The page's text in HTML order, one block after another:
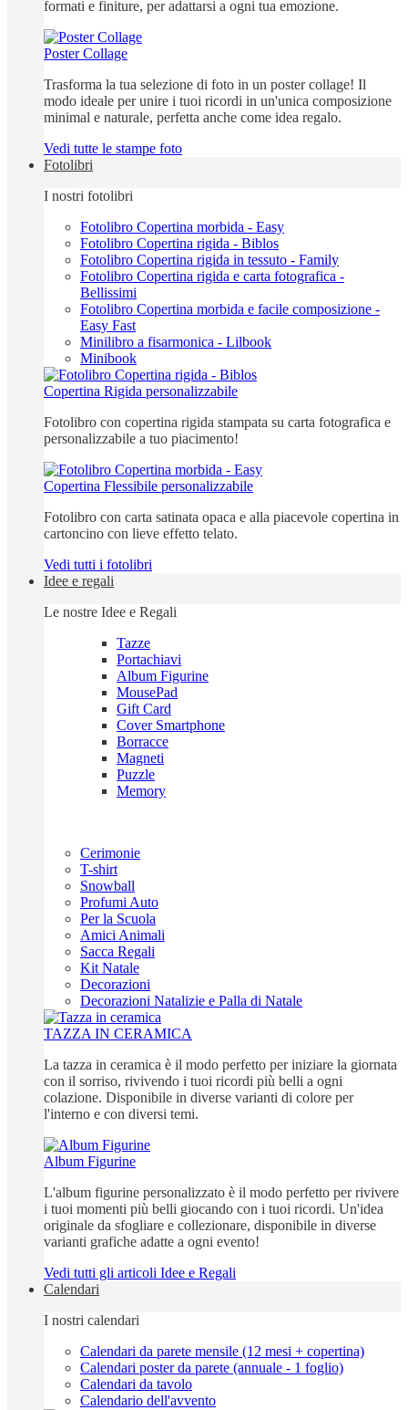
formati e finiture, per adattarsi a ogni tua emozione.
Poster Collage
Trasforma la tua selezione di foto in un poster collage! Il
modo ideale per unire i tuoi ricordi in un'unica composizione
minimal e naturale, perfetta anche come idea regalo.
Vedi tutte le stampe foto
Fotolibri
I nostri fotolibri
Fotolibro Copertina morbida - Easy
Fotolibro Copertina rigida - Biblos
Fotolibro Copertina rigida in tessuto - Family
Fotolibro Copertina rigida e carta fotografica -
Bellissimi
Fotolibro Copertina morbida e facile composizione -
Easy Fast
Minilibro a fisarmonica - Lilbook
Minibook
Copertina Rigida personalizzabile
Fotolibro con copertina rigida stampata su carta fotografica e
personalizzabile a tuo piacimento!
Copertina Flessibile personalizzabile
Fotolibro con carta satinata opaca e alla piacevole copertina in
cartoncino con lieve effetto telato.
Vedi tutti i fotolibri
Idee e regali
Le nostre Idee e Regali
Tazze
Portachiavi
Album Figurine
MousePad
Gift Card
Cover Smartphone
Borracce
Magneti
Puzzle
Memory
Cerimonie
T-shirt
Snowball
Profumi Auto
Per la Scuola
Amici Animali
Sacca Regali
Kit Natale
Decorazioni
Decorazioni Natalizie e Palla di Natale
TAZZA IN CERAMICA
La tazza in ceramica è il modo perfetto per iniziare la giornata
con il sorriso, rivivendo i tuoi ricordi più belli a ogni
colazione. Disponibile in diverse varianti di colore per
l'interno e con diversi temi.
Album Figurine
L'album figurine personalizzato è il modo perfetto per rivivere
i tuoi momenti più belli giocando con i tuoi ricordi. Un'idea
originale da sfogliare e collezionare, disponibile in diverse
varianti grafiche adatte a ogni evento!
Vedi tutti gli articoli Idee e Regali
Calendari
I nostri calendari
Calendari da parete mensile (12 mesi + copertina)
Calendari poster da parete (annuale - 1 foglio)
Calendari da tavolo
Calendario dell'avvento